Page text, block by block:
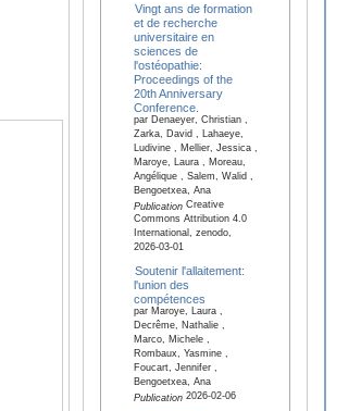
Vingt ans de formation
et de recherche
universitaire en
sciences de
l'ostéopathie:
Proceedings of the
20th Anniversary
Conference.
par Denaeyer, Christian ,
Zarka, David , Lahaeye,
Ludivine , Mellier, Jessica ,
Maroye, Laura , Moreau,
Angélique , Salem, Walid ,
Bengoetxea, Ana
PublicationCreative
Commons Attribution 4.0
International, zenodo,
2026-03-01
Soutenir l'allaitement:
l'union des
compétences
par Maroye, Laura ,
Decrême, Nathalie ,
Marco, Michele ,
Rombaux, Yasmine ,
Foucart, Jennifer ,
Bengoetxea, Ana
Publication2026-02-06